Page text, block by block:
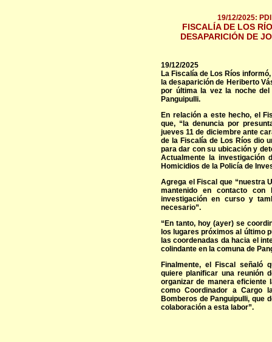
19/12/2025:
FISCALÍA DE LOS
DESAPARICIÓN DE
19/12/2025
La Fiscalía de Los Ríos
la desaparición de Heriberto
por última la vez la noche
Panguipulli.
En relación a este hecho, el
que, “la denuncia por
jueves 11 de diciembre ante
de la Fiscalía de Los Ríos dio
para dar con su ubicación y
Actualmente la investigación
Homicidios de la Policía de
Agrega el Fiscal que “nuestra
mantenido en contacto con
investigación en curso y
necesario”.
“En tanto, hoy (ayer) se
los lugares próximos al último
las coordenadas da hacia el
colindante en la comuna de
Finalmente, el Fiscal señaló
quiere planificar una reunión
organizar de manera eficiente
como Coordinador a Cargo
Bomberos de Panguipulli, que
colaboración a esta labor”.